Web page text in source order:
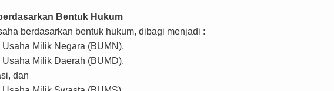
Bentuk Hukum
berdasarkan bentuk hukum, dibagi menjadi :
Usaha Milik Negara (BUMN),
Usaha Milik Daerah (BUMD),
dan